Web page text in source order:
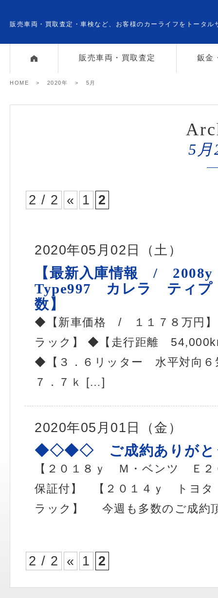
販売車両・買取査定・車検など、お客様のカーライフをトータル
販売車両・買取査定 鈑金
HOME > 2020年 > 5月
5月
2 / 2 « 1 2
2020年05月02日（土）
【最新入庫情報 /
Type997 カレラ ティプ
数】
◆【新車価格 / １１７８万円
ラック】 ◆【走行距離
◆【３．６リッター 水平対向
７．７ｋ […]
2020年05月01日（金）
◆◇◆◇ ご成約ありが
【２０１８ｙ Ｍ・ベンツ Ｅ
保証付】 【２０１４ｙ トヨ
ラック】 今週も多数のご成約
2 / 2 « 1 2